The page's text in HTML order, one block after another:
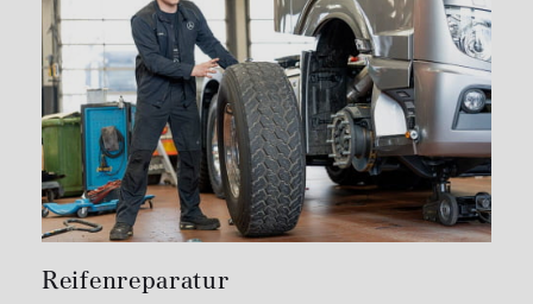
Reifenreparatur